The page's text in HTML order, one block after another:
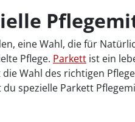
eine Wahl, die für
Pflege. Parkett ist ein
Wahl des richtigen
spezielle Parkett